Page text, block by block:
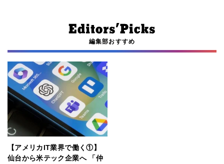
編集部おすすめ
【アメリカIT業界で働く①】
仙台から米テック企業へ 「仲